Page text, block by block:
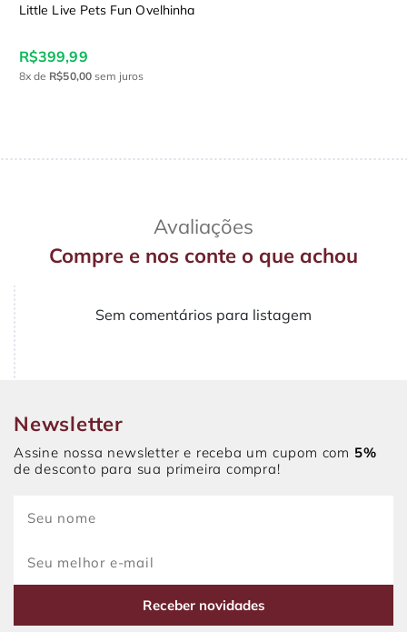
Little Live Pets Fun Ovelhinha
R$399,99
8x de R$50,00sem juros
Avaliações
Compre e nos conte o que achou
Sem comentários para listagem
Newsletter
Assine nossa newsletter e receba um cupom com 5%
de desconto para sua primeira compra!
Receber novidades